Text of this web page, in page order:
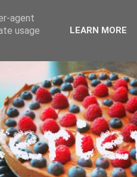
agent
usage
LEARN MORE